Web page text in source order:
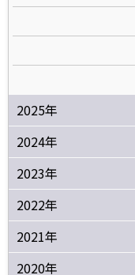
2025年
2024年
2023年
2022年
2021年
2020年